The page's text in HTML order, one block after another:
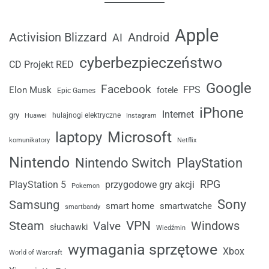
Activision Blizzard AI Android Apple
CD Projekt RED cyberbezpieczeństwo
Elon Musk Epic Games Facebook fotele FPS Google
gry Huawei hulajnogi elektryczne Instagram Internet iPhone
komunikatory laptopy Microsoft Netflix
Nintendo Nintendo Switch PlayStation
PlayStation 5 Pokemon przygodowe gry akcji RPG
Samsung smartbandy smart home smartwatche Sony
Steam słuchawki Valve VPN Wiedźmin Windows
World of Warcraft wymagania sprzętowe Xbox